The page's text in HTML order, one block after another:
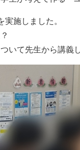
施しました。
いて先生から講義